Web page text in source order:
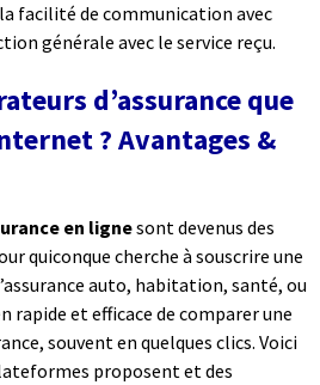
facilité de communication avec
générale avec le service reçu.
d’assurance que
? Avantages &
en lignesont devenus des
quiconque cherche à souscrire une
auto, habitation, santé, ou
rapide et efficace de comparer une
souvent en quelques clics. Voici
proposent et des